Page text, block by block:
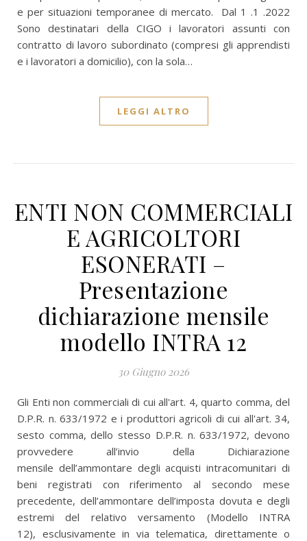
e per situazioni temporanee di mercato. Dal 1 .1 .2022
Sono destinatari della CIGO i lavoratori assunti con
contratto di lavoro subordinato (compresi gli apprendisti
e i lavoratori a domicilio), con la sola…
LEGGI ALTRO
ENTI NON COMMERCIALI
E AGRICOLTORI
ESONERATI –
Presentazione
dichiarazione mensile
modello INTRA 12
30 Giugno 2026
Gli Enti non commerciali di cui all'art. 4, quarto comma, del
D.P.R. n. 633/1972 e i produttori agricoli di cui all'art. 34,
sesto comma, dello stesso D.P.R. n. 633/1972, devono
provvedere all’invio della Dichiarazione
mensile dell’ammontare degli acquisti intracomunitari di
beni registrati con riferimento al secondo mese
precedente, dell’ammontare dell’imposta dovuta e degli
estremi del relativo versamento (Modello INTRA
12), esclusivamente in via telematica, direttamente o